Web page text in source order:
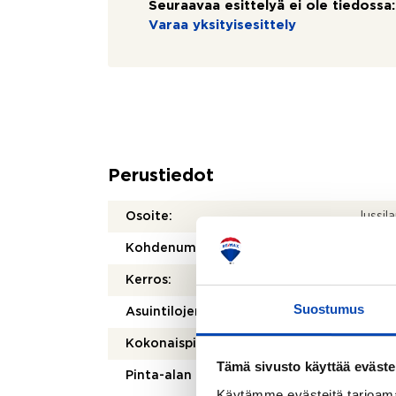
Suostumus
Tämä sivusto käyttää
Seuraavaa esittelyä ei ole tiedossa:
Varaa yksityisesittely
Perustiedot
Osoite:
Kohdenumero:
Kerros:
Asuintilojen pinta-ala: 77,5 m
Kokonaispinta-ala:
Pinta-alan peruste: